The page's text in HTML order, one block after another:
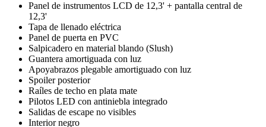
Panel de instrumentos LCD de 12,3' + pantalla central de
12,3'
Tapa de llenado eléctrica
Panel de puerta en PVC
Salpicadero en material blando (Slush)
Guantera amortiguada con luz
Apoyabrazos plegable amortiguado con luz
Spoiler posterior
Raíles de techo en plata mate
Pilotos LED con antiniebla integrado
Salidas de escape no visibles
Interior negro